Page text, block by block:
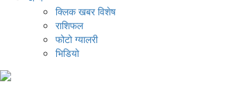
क्लिक खबर विशेष
राशिफल
फोटो ग्यालरी
भिडियो